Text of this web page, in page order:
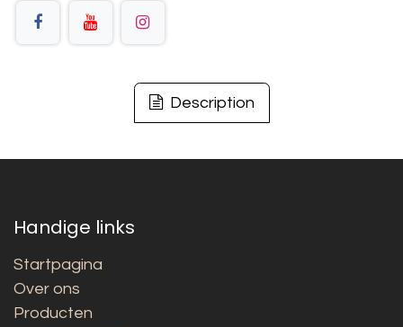
Description
Handige links
Startpagina
Over ons
Producten